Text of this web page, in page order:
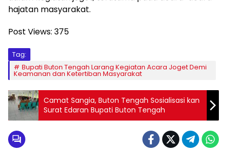
hajatan masyarakat.
Post Views: 375
Tag:
Bupati Buton Tengah Larang Kegiatan Acara Joget Demi
Keamanan dan Ketertiban Masyarakat
Camat Sangia, Buton Tengah Sosialisasi kan
Surat Edaran Bupati Buton Tengah